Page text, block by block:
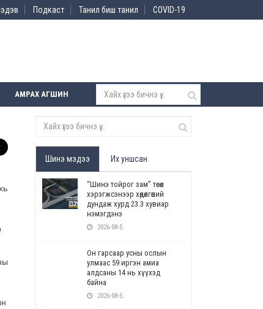
Подкаст Танил биш танил COVID-19
АМРАХ АГШИН
Шинэ мэдээ Их уншсан
“Шинэ тойрог зам” төсөл
хэрэгжсэнээр хөдөлгөөний
дундаж хурд 23.3 хувиар
нэмэгдэнэ
2026-08-5
Он гарсаар усны ослын
улмаас 59 иргэн амиа
алдсаны 14 нь хүүхэд
байна
2026-08-5